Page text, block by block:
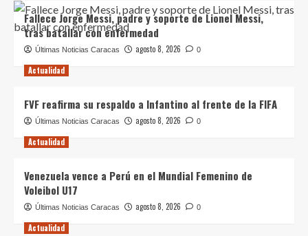
Fallece Jorge Messi, padre y soporte de Lionel Messi,
tras batallar con enfermedad
Últimas Noticias Caracas agosto 8, 2026 0
Actualidad
FVF reafirma su respaldo a Infantino al frente de la FIFA
Últimas Noticias Caracas agosto 8, 2026 0
Actualidad
Venezuela vence a Perú en el Mundial Femenino de
Voleibol U17
Últimas Noticias Caracas agosto 8, 2026 0
Actualidad